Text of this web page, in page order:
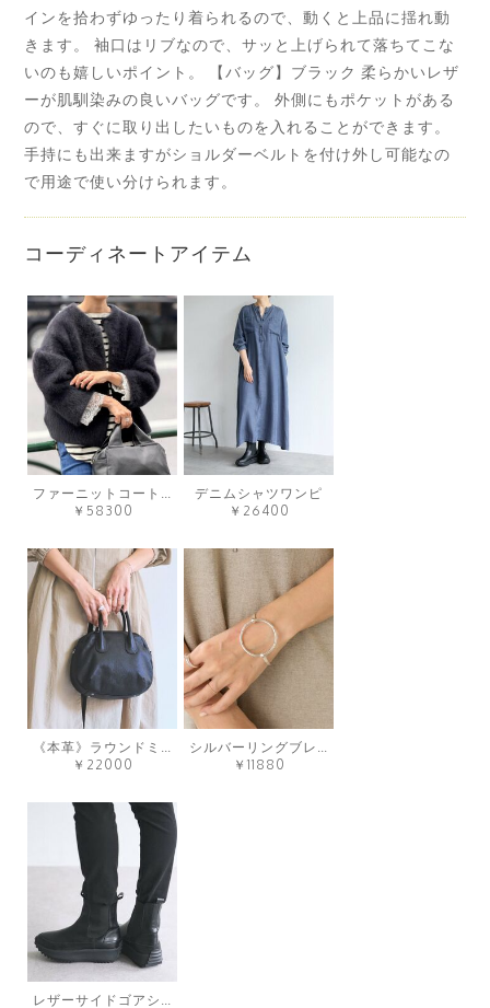
インを拾わずゆったり着られるので、動くと上品に揺れ動
きます。 袖口はリブなので、サッと上げられて落ちてこな
いのも嬉しいポイント。 【バッグ】ブラック 柔らかいレザ
ーが肌馴染みの良いバッグです。 外側にもポケットがある
ので、すぐに取り出したいものを入れることができます。
手持にも出来ますがショルダーベルトを付け外し可能なの
で用途で使い分けられます。
コーディネートアイテム
ファーニットコートショート
￥58300
デニムシャツワンピ
￥26400
￥22000
￥11880